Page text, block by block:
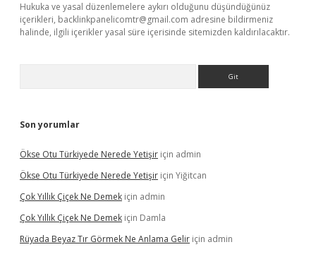
Hukuka ve yasal düzenlemelere aykırı olduğunu düşündüğünüz
içerikleri, backlinkpanelicomtr@gmail.com adresine bildirmeniz
halinde, ilgili içerikler yasal süre içerisinde sitemizden kaldırılacaktır.
Son yorumlar
Ökse Otu Türkiyede Nerede Yetişir için admin
Ökse Otu Türkiyede Nerede Yetişir için Yiğitcan
Çok Yıllık Çiçek Ne Demek için admin
Çok Yıllık Çiçek Ne Demek için Damla
Rüyada Beyaz Tır Görmek Ne Anlama Gelir için admin